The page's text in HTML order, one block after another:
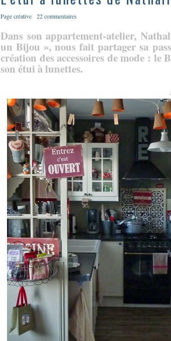
Page créative 22 commentaires
Dans son appartement-atelier,
un Bijou », nous fait partager sa
création des accessoires de mode : le
son étui à lunettes.